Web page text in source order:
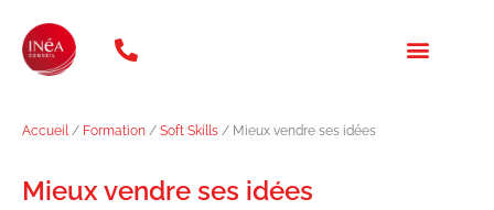
Accueil/ Formation / Soft Skills / Mieux vendre ses idées
Mieux vendre ses idées